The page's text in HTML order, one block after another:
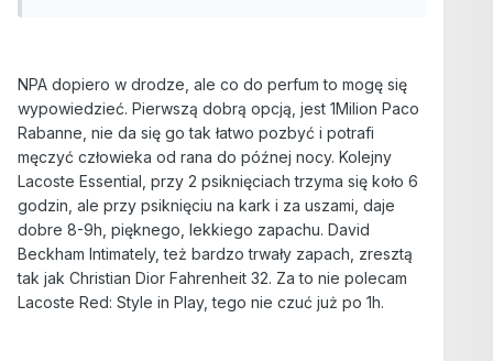
NPA dopiero w drodze, ale co do perfum to mogę się
wypowiedzieć. Pierwszą dobrą opcją, jest 1Milion Paco
Rabanne, nie da się go tak łatwo pozbyć i potrafi
męczyć człowieka od rana do późnej nocy. Kolejny
Lacoste Essential, przy 2 psiknięciach trzyma się koło 6
godzin, ale przy psiknięciu na kark i za uszami, daje
dobre 8-9h, pięknego, lekkiego zapachu. David
Beckham Intimately, też bardzo trwały zapach, zresztą
tak jak Christian Dior Fahrenheit 32. Za to nie polecam
Lacoste Red: Style in Play, tego nie czuć już po 1h.